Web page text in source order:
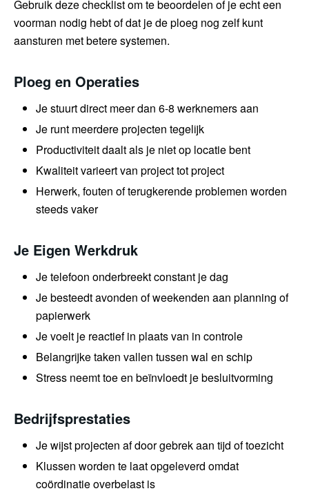
Gebruik deze checklist om te beoordelen of je echt een
voorman nodig hebt of dat je de ploeg nog zelf kunt
aansturen met betere systemen.
Ploeg en Operaties
Je stuurt direct meer dan 6-8 werknemers aan
Je runt meerdere projecten tegelijk
Productiviteit daalt als je niet op locatie bent
Kwaliteit varieert van project tot project
Herwerk, fouten of terugkerende problemen worden
steeds vaker
Je Eigen Werkdruk
Je telefoon onderbreekt constant je dag
Je besteedt avonden of weekenden aan planning of
papierwerk
Je voelt je reactief in plaats van in controle
Belangrijke taken vallen tussen wal en schip
Stress neemt toe en beïnvloedt je besluitvorming
Bedrijfsprestaties
Je wijst projecten af door gebrek aan tijd of toezicht
Klussen worden te laat opgeleverd omdat
coördinatie overbelast is